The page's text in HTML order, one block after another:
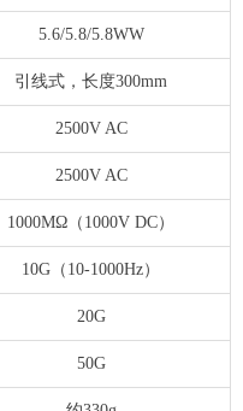
5.6/5.8/5.8WW
引线式，长度300mm
2500V AC
2500V AC
1000MΩ（1000V DC）
10G（10-1000Hz）
20G
50G